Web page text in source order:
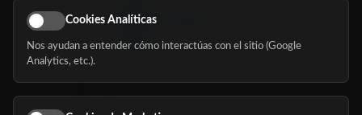
Síguenos
Cookies Analíticas
Nos ayudan a entender cómo interactúas con el sitio (Google
Analytics, etc.).